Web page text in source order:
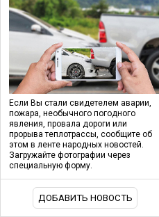
Если Вы стали свидетелем аварии,
пожара, необычного погодного
явления, провала дороги или
прорыва теплотрассы, сообщите об
этом в ленте народных новостей.
Загружайте фотографии через
специальную форму.
ДОБАВИТЬ НОВОСТЬ